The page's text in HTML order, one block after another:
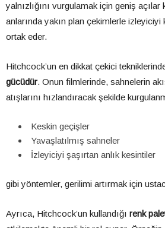
yalnızlığını vurgulamak için geniş açılar
anlarında yakın plan çekimlerle
ortak eder.
Hitchcock’un en dikkat çekici
gücüdür. Onun filmlerinde, sahnelerin
atışlarını hızlandıracak şekilde
Keskin geçişler
Yavaşlatılmış sahneler
İzleyiciyi şaşırtan anlık kesintiler
gibi yöntemler, gerilimi artırmak için
Ayrıca, Hitchcock’un kullandığı renk